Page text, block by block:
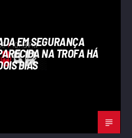
EM SEGURANÇA
NA TROFA HÁ
DIAS